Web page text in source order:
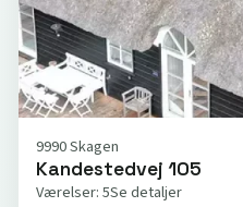
9990 Skagen
Kandestedvej 105
Værelser: 5Se detaljer